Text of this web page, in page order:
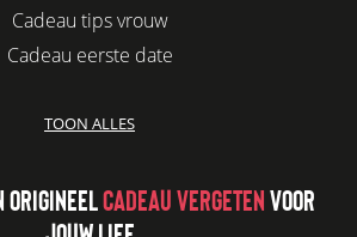
Cadeau tips vrouw
Cadeau eerste date
Leuke kadootjes
Azur
TOON ALLES
ORIGINEELCADEAU VERGETENVOOR